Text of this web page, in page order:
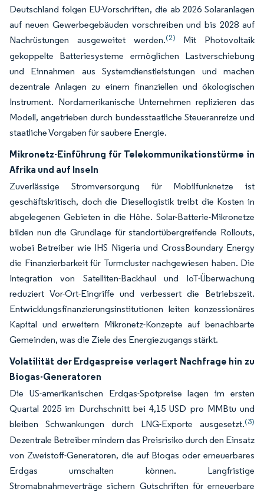
Deutschland folgen EU-Vorschriften, die ab 2026 Solaranlagen
auf neuen Gewerbegebäuden vorschreiben und bis 2028 auf
Nachrüstungen ausgeweitet werden.(2) Mit Photovoltaik
gekoppelte Batteriesysteme ermöglichen Lastverschiebung
und Einnahmen aus Systemdienstleistungen und machen
dezentrale Anlagen zu einem finanziellen und ökologischen
Instrument. Nordamerikanische Unternehmen replizieren das
Modell, angetrieben durch bundesstaatliche Steueranreize und
staatliche Vorgaben für saubere Energie.
Mikronetz-Einführung für Telekommunikationstürme in
Afrika und auf Inseln
Zuverlässige Stromversorgung für Mobilfunknetze ist
geschäftskritisch, doch die Diesellogistik treibt die Kosten in
abgelegenen Gebieten in die Höhe. Solar-Batterie-Mikronetze
bilden nun die Grundlage für standortübergreifende Rollouts,
wobei Betreiber wie IHS Nigeria und CrossBoundary Energy
die Finanzierbarkeit für Turmcluster nachgewiesen haben. Die
Integration von Satelliten-Backhaul und IoT-Überwachung
reduziert Vor-Ort-Eingriffe und verbessert die Betriebszeit.
Entwicklungsfinanzierungsinstitutionen leiten konzessionäres
Kapital und erweitern Mikronetz-Konzepte auf benachbarte
Gemeinden, was die Ziele des Energiezugangs stärkt.
Volatilität der Erdgaspreise verlagert Nachfrage hin zu
Biogas-Generatoren
Die US-amerikanischen Erdgas-Spotpreise lagen im ersten
Quartal 2025 im Durchschnitt bei 4,15 USD pro MMBtu und
bleiben Schwankungen durch LNG-Exporte ausgesetzt.(3)
Dezentrale Betreiber mindern das Preisrisiko durch den Einsatz
von Zweistoff-Generatoren, die auf Biogas oder erneuerbares
Erdgas umschalten können. Langfristige
Stromabnahmeverträge sichern Gutschriften für erneuerbare